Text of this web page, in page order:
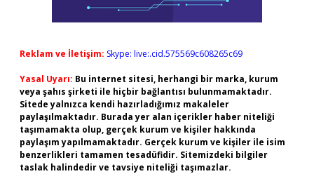
Reklam ve İletişim: Skype: live:.cid.575569c608265c69
Yasal Uyarı: Bu internet sitesi, herhangi bir marka, kurum
veya şahıs şirketi ile hiçbir bağlantısı bulunmamaktadır.
Sitede yalnızca kendi hazırladığımız makaleler
paylaşılmaktadır. Burada yer alan içerikler haber niteliği
taşımamakta olup, gerçek kurum ve kişiler hakkında
paylaşım yapılmamaktadır. Gerçek kurum ve kişiler ile isim
benzerlikleri tamamen tesadüfidir. Sitemizdeki bilgiler
taslak halindedir ve tavsiye niteliği taşımazlar.